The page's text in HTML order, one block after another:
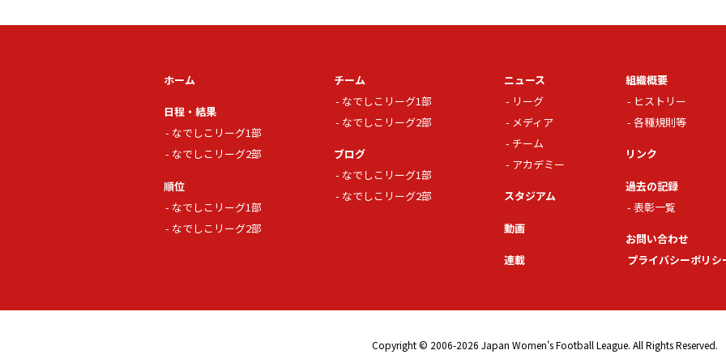
ホーム
日程・結果
なでしこリーグ1部
なでしこリーグ2部
順位
なでしこリーグ1部
なでしこリーグ2部
チーム
なでしこリーグ1部
なでしこリーグ2部
ブログ
なでしこリーグ1部
なでしこリーグ2部
ニュース
リーグ
メディア
チーム
アカデミー
スタジアム
動画
連載
組織概要
ヒストリー
各種規則等
リンク
過去の記録
表彰一覧
お問い合わせ
プライバシーポリシ
Copyright © 2006-2026 Japan Women's Football League. All Rights Reserved.